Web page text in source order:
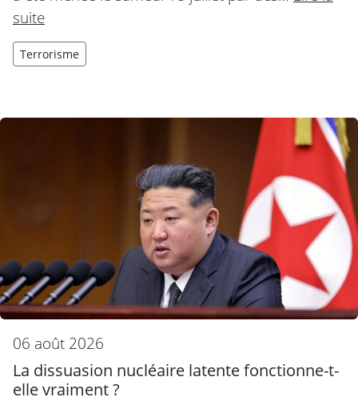
suite
Terrorisme
06 août 2026
La dissuasion nucléaire latente fonctionne-t-
elle vraiment ?